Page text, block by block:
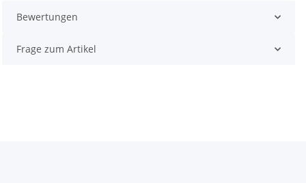
Bewertungen
Frage zum Artikel